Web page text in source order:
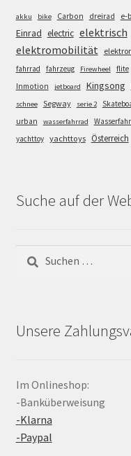
akku bike Carbon dreirad e-
Einrad electric elektrisch
elektromobilität
fahrrad
fahrzeug Firewheel flite
Inmotion jetboard Kingsong
schnee Segway serie 2
urban wasserfahrrad
yachttoy yachttoys Österreich
Suche auf der
Suchen
nach:
Unsere
Im Onlineshop:
-Banküberweisung
-Klarna
-Paypal